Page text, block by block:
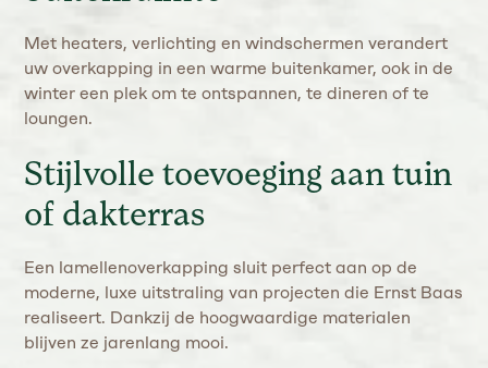
Met heaters, verlichting en windschermen verandert
uw overkapping in een warme buitenkamer, ook in de
winter een plek om te ontspannen, te dineren of te
loungen.
Stijlvolle toevoeging aan tuin
of dakterras
Een lamellenoverkapping sluit perfect aan op de
moderne, luxe uitstraling van projecten die Ernst Baas
realiseert. Dankzij de hoogwaardige materialen
blijven ze jarenlang mooi.